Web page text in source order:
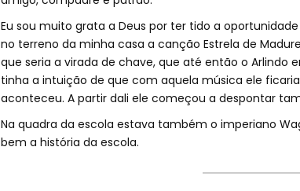
Eu sou muito grata a Deus por ter tido a
no terreno da minha casa a canção Estrela de
que seria a virada de chave, que até então o Arlindo
tinha a intuição de que com aquela música ele
aconteceu. A partir dali ele começou a despontar
Na quadra da escola estava também o imperiano
bem a história da escola.